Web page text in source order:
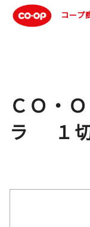
コープ
ＣＯ・
ラ １切